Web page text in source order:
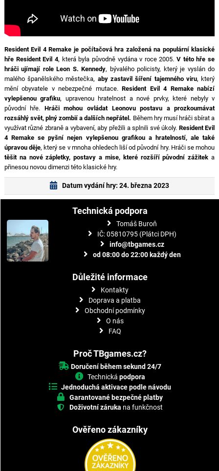
Resident Evil 4 Remake je počítačová hra založená na populární klasické
hře Resident Evil 4, která byla původně vydána v roce 2005.V této hře se
hráči ujímají role Leon S. Kennedy, bývalého policisty, který je vyslán do
malého španělského městečka, aby zastavil šíření tajemného viru, který
mění obyvatele v nebezpečné mutace.Resident Evil 4 Remake nabízí
vylepšenou grafiku, upravenou hratelnost a nové prvky, které nebyly v
původní hře. Hráči mohou ovládat Leonovu postavu a prozkoumávat
rozsáhlý svět, plný zombií a dalších nepřátel. Během hry musí hráči sbírat a
využívat různé zbraně a vybavení, aby přežili a splnili své úkoly. Resident Evil
4 Remake se pyšní nejen vylepšenou grafikou a hratelností, ale také
úpravou děje, který se v mnoha ohledech liší od původní hry. Hráči se mohou
těšit na nové zápletky, postavy a mise, které rozšíří původní zážitek a
přinesou novou dimenzi této klasické hry.
Datum vydání hry: 24. března 2023
Technická podpora
Tomáš Buroň
IČ: 05810795 (Plátci DPH)
info@tbgames.cz
od 08:00 do 22:00 každý den
Důležité informace
Kontakty
Doprava a platba
Obchodní podmínky
O nás
FAQ
Proč TBgames.cz?
Doručení během sekund 24/7
Technická podpora
Jednoduchá aktivace podle návodu
Garantované bezpečné platby
Doživotní záruka na funkčnost
Ověřeno zákazníky